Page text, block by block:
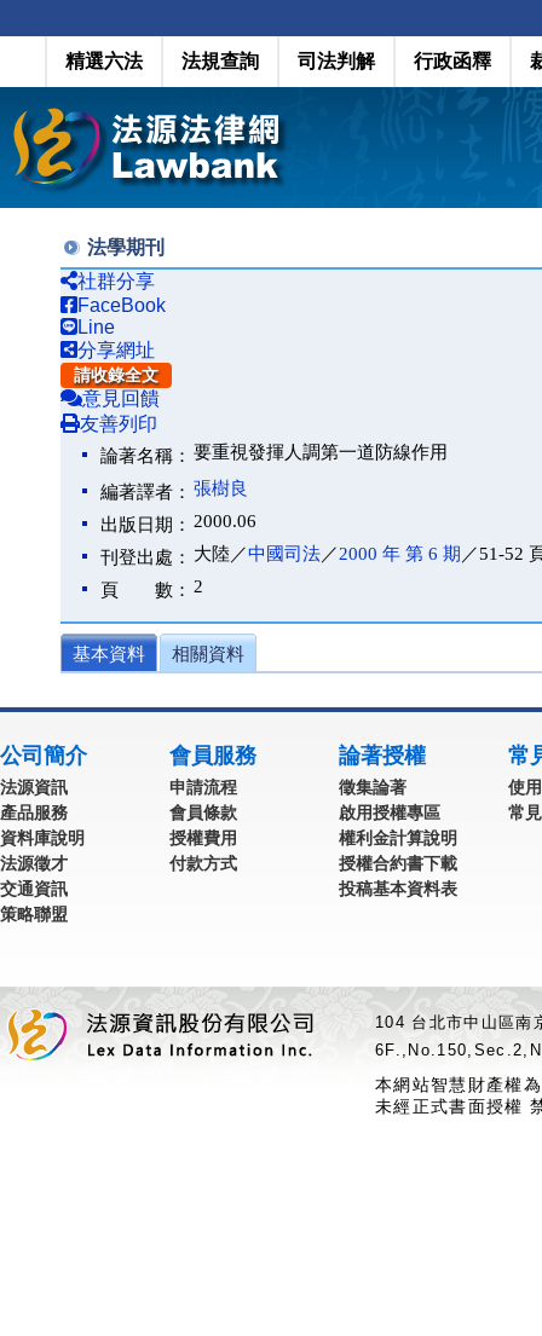
精選六法 法規查詢 司法判解 行政函釋
法學期刊
社群分享
FaceBook
Line
分享網址
請收錄全文
意見回饋
友善列印
論著名稱： 要重視發揮人調第一道防線作用
編著譯者： 張樹良
出版日期： 2000.06
刊登出處： 大陸／中國司法／2000 年 第 6 期 ／51-52
頁 數： 2
基本資料 相關資料
公司簡介
法源資訊
產品服務
資料庫說明
法源徵才
交通資訊
策略聯盟
會員服務
申請流程
會員條款
授權費用
付款方式
論著授權
徵集論著
啟用授權專區
權利金計算說明
授權合約書下載
投稿基本資料表
常
使
常
104 台北市中山區
本網站智慧財產權
未經正式書面授權